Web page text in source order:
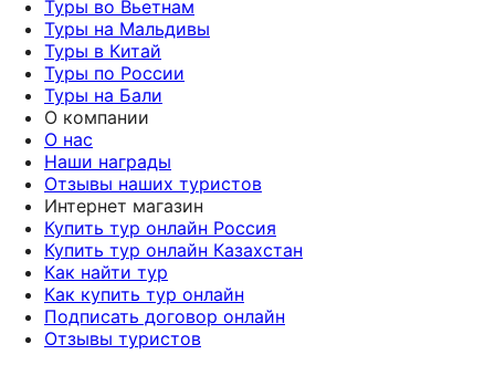
Туры во Вьетнам
Туры на Мальдивы
Туры в Китай
Туры по России
Туры на Бали
О компании
О нас
Наши награды
Отзывы наших туристов
Интернет магазин
Купить тур онлайн Россия
Купить тур онлайн Казахстан
Как найти тур
Как купить тур онлайн
Подписать договор онлайн
Отзывы туристов